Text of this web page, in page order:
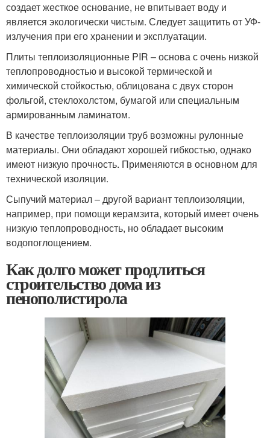
создает жесткое основание, не впитывает воду и
является экологически чистым. Следует защитить от УФ-
излучения при его хранении и эксплуатации.
Плиты теплоизоляционные PIR – основа с очень низкой
теплопроводностью и высокой термической и
химической стойкостью, облицована с двух сторон
фольгой, стеклохолстом, бумагой или специальным
армированным ламинатом.
В качестве теплоизоляции труб возможны рулонные
материалы. Они обладают хорошей гибкостью, однако
имеют низкую прочность. Применяются в основном для
технической изоляции.
Сыпучий материал – другой вариант теплоизоляции,
например, при помощи керамзита, который имеет очень
низкую теплопроводность, но обладает высоким
водопоглощением.
Как долго может продлиться
строительство дома из
пенополистирола